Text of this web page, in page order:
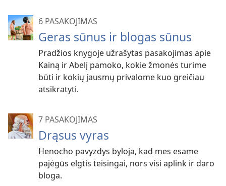
6 PASAKOJIMAS
Geras sūnus ir blogas sūnus
Pradžios knygoje užrašytas pasakojimas apie
Kainą ir Abelį pamoko, kokie žmonės turime
būti ir kokių jausmų privalome kuo greičiau
atsikratyti.
7 PASAKOJIMAS
Drąsus vyras
Henocho pavyzdys byloja, kad mes esame
pajėgūs elgtis teisingai, nors visi aplink ir daro
bloga.